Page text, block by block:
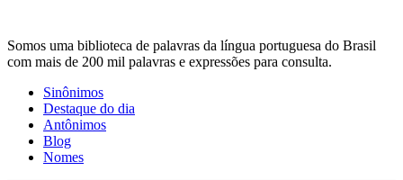
Somos uma biblioteca de palavras da língua portuguesa do Brasil
com mais de 200 mil palavras e expressões para consulta.
Sinônimos
Destaque do dia
Antônimos
Blog
Nomes